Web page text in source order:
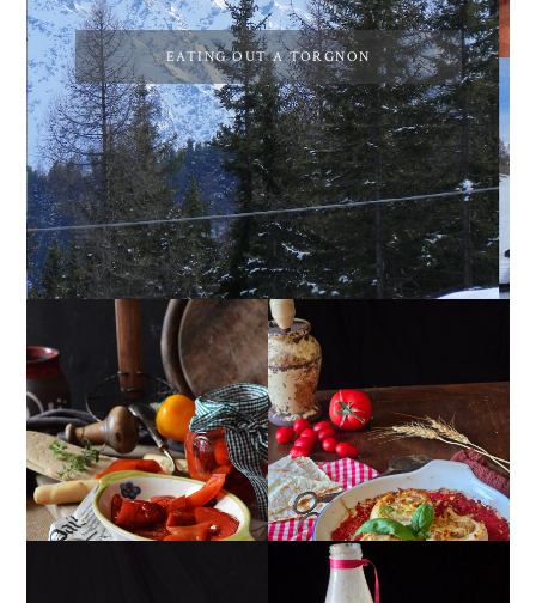
EATING OUT A TORGNON
PEPERONI ALLA
PIEMONTESE
GIRANDOLE DI
RICOTTA